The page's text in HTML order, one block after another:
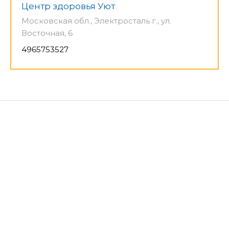
Центр здоровья Уют
Московская обл., Электросталь г., ул.
Восточная, 6
4965753527